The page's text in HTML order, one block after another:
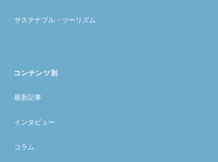
サステナブル・ツーリズム
コンテンツ別
最新記事
インタビュー
コラム